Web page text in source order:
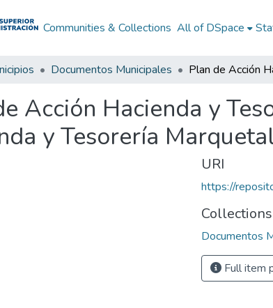
Communities & Collections All of DSpace
Documentos Municipales
Acción Hacienda y
y Tesorería
URI
https://
Collections
Documentos
Full item